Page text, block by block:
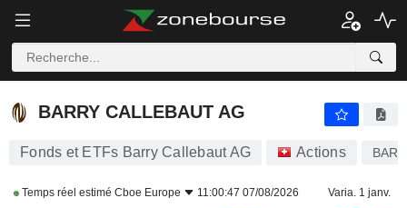
BARRY CALLEBAUT AG
BARRY CALLEBAUT AG
Fonds et ETFs Barry Callebaut AG Actions BARN
Temps réel estimé Cboe Europe 11:00:47 07/08/2026 Varia. 1 janv.